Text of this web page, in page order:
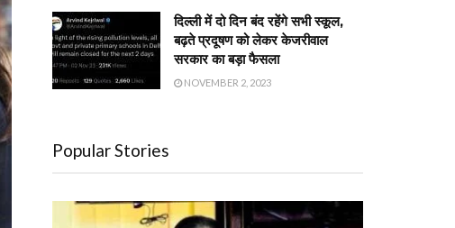
दिल्ली में दो दिन बंद रहेंगे सभी स्कूल,
बढ़ते प्रदूषण को लेकर केजरीवाल
सरकार का बड़ा फैसला
NOVEMBER 2, 2023
Popular Stories